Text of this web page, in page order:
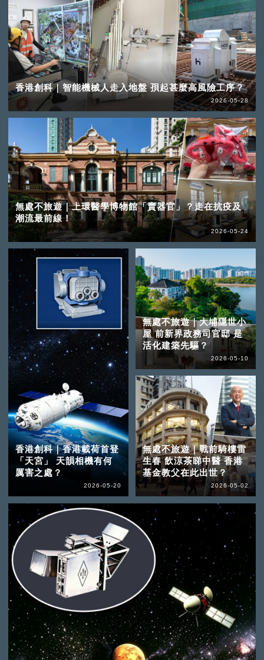
香港創科｜智能機械人走入地盤 孭起甚麼高風險工序？
2026-05-28
無處不旅遊｜上環醫學博物館「賣器官」？走在抗疫及
潮流最前線！
2026-05-24
香港創科｜香港載荷首登
「天宮」 天韻相機有何
厲害之處？
2026-05-20
無處不旅遊｜大埔隱世小
屋 前新界政務司官邸 是
活化建築先驅？
2026-05-10
無處不旅遊｜戰前騎樓雷
生春 飲涼茶睇中醫 香港
基金教父在此出世？
2026-05-02